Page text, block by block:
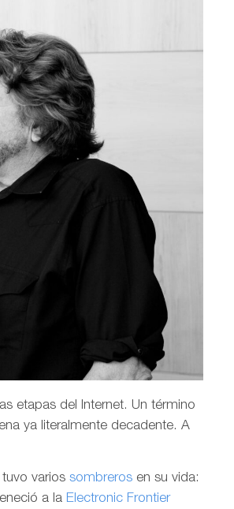
etapas del Internet. Un término
ya literalmente decadente. A
varios sombreros en su vida:
a la Electronic Frontier